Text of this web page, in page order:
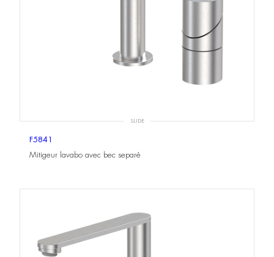
SLIDE
F5841
Mitigeur lavabo avec bec separé